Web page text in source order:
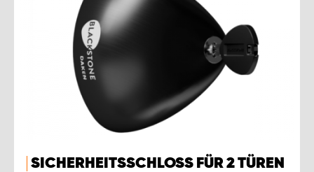
SICHERHEITSSCHLOSS FÜR 2 TÜREN